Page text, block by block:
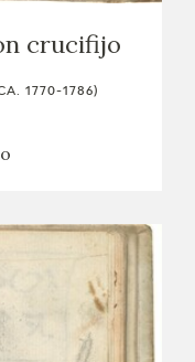
crucifijo
1770-1786)